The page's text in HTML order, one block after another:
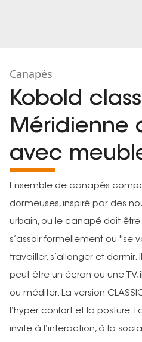
Canapés
Kobold
Méridienne
avec
Ensemble de canapés
dormeuses, inspiré par des
urbain, ou le canapé doit être
s’assoir formellement ou ''se
travailler, s’allonger et dormir.
peut être un écran ou une
ou méditer. La version
l’hyper confort et la posture.
invite à l’interaction, à la